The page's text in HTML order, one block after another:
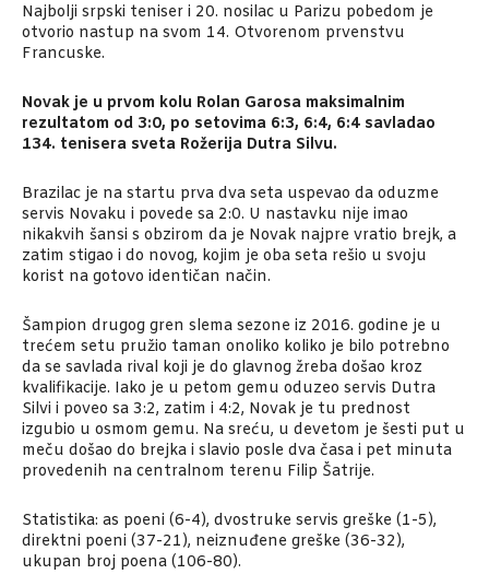
Najbolji srpski teniser i 20. nosilac u Parizu pobedom je
otvorio nastup na svom 14. Otvorenom prvenstvu
Francuske.
Novak je u prvom kolu Rolan Garosa maksimalnim
rezultatom od 3:0, po setovima 6:3, 6:4, 6:4 savladao
134. tenisera sveta Rožerija Dutra Silvu.
Brazilac je na startu prva dva seta uspevao da oduzme
servis Novaku i povede sa 2:0. U nastavku nije imao
nikakvih šansi s obzirom da je Novak najpre vratio brejk, a
zatim stigao i do novog, kojim je oba seta rešio u svoju
korist na gotovo identičan način.
Šampion drugog gren slema sezone iz 2016. godine je u
trećem setu pružio taman onoliko koliko je bilo potrebno
da se savlada rival koji je do glavnog žreba došao kroz
kvalifikacije. Iako je u petom gemu oduzeo servis Dutra
Silvi i poveo sa 3:2, zatim i 4:2, Novak je tu prednost
izgubio u osmom gemu. Na sreću, u devetom je šesti put u
meču došao do brejka i slavio posle dva časa i pet minuta
provedenih na centralnom terenu Filip Šatrije.
Statistika: as poeni (6-4), dvostruke servis greške (1-5),
direktni poeni (37-21), neiznuđene greške (36-32),
ukupan broj poena (106-80).